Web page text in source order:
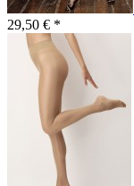
29,50 € *